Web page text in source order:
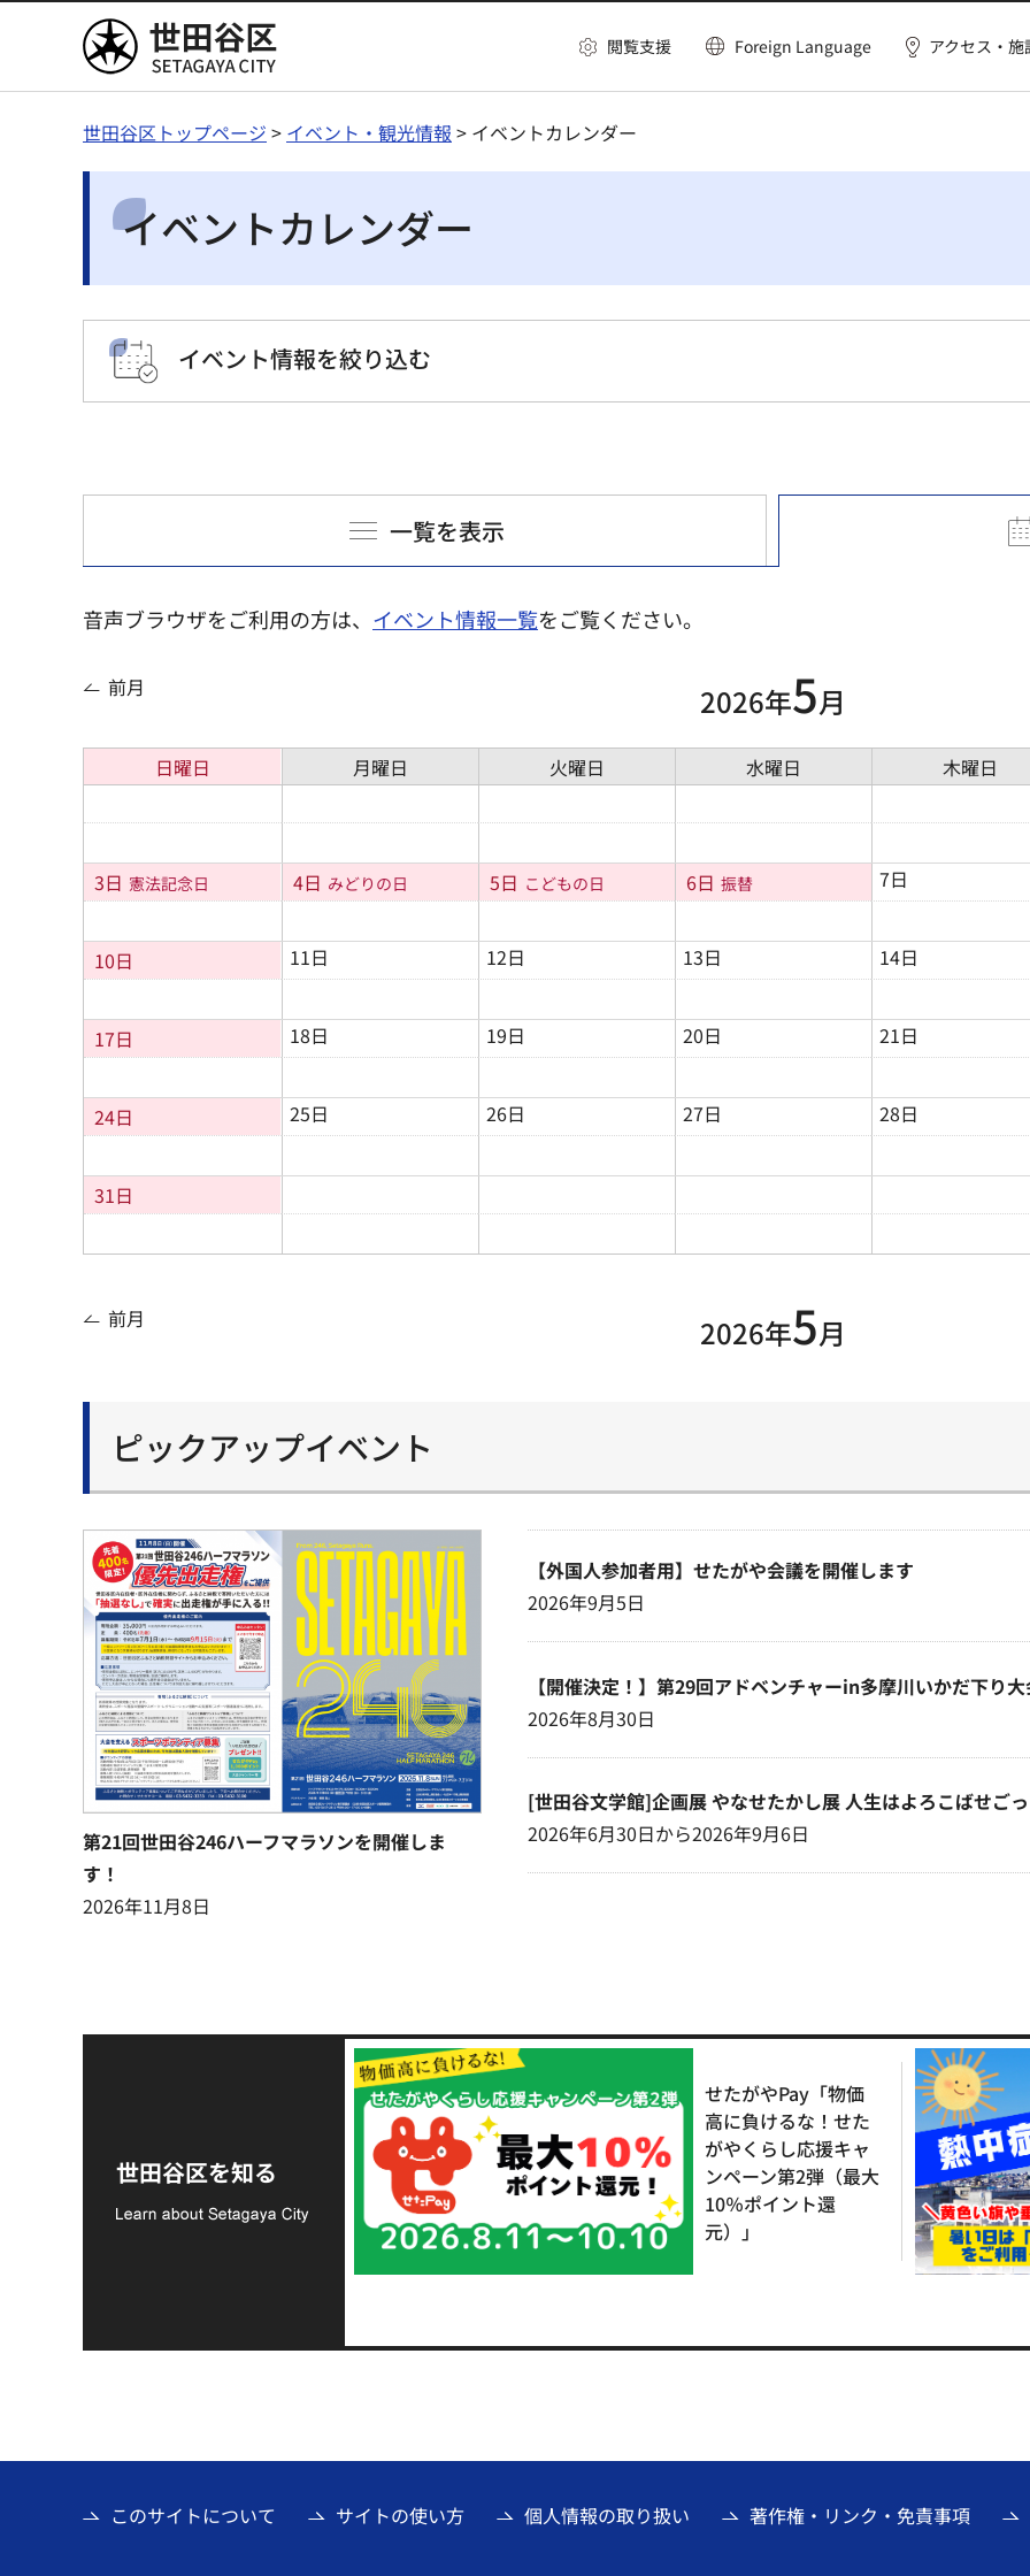
世田谷区 閲覧支援 Foreign Language アクセス・施
世田谷区トップページ > イベント・観光情報 > イベントカレンダー
イベントカレンダー
イベント情報を絞り込む
一覧を表示
音声ブラウザをご利用の方は、 イベント情報一覧をご覧ください。
前月 2026年5月
日曜日 月曜日 火曜日 水曜日 木曜日
3日 憲法記念日 4日 みどりの日 5日 こどもの日 6日 振替 7日
10日 11日 12日 13日 14日
17日 18日 19日 20日 21日
24日 25日 26日 27日 28日
31日
前月 2026年5月
ピックアップイベント
第21回世田谷246ハーフマラソンを開催しま
す！
2026年11月8日
【外国人参加者用】せたがや会議を開催します
2026年9月5日
【開催決定！】第29回アドベンチャーin多摩川いかだ下り
2026年8月30日
[世田谷文学館]企画展 やなせたかし展 人生はよろこばせご
2026年6月30日から2026年9月6日
世田谷区を知る
支援金の募集につい
て
せたがやPay「物価
高に負けるな！せた
がやくらし応援キャ
ンペーン第2弾（最大
10％ポイント還
元）」
このサイトについて サイトの使い方 個人情報の取り扱い 著作権・リンク・免責事項